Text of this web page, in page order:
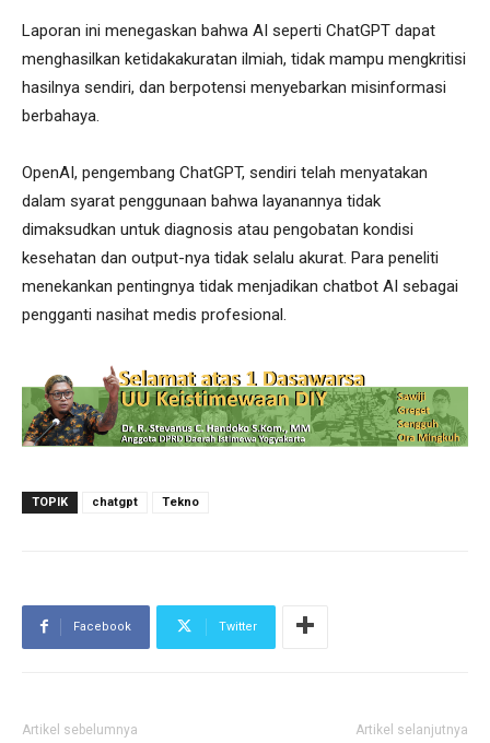
Laporan ini menegaskan bahwa AI seperti ChatGPT dapat
menghasilkan ketidakakuratan ilmiah, tidak mampu mengkritisi
hasilnya sendiri, dan berpotensi menyebarkan misinformasi
berbahaya.
OpenAI, pengembang ChatGPT, sendiri telah menyatakan
dalam syarat penggunaan bahwa layanannya tidak
dimaksudkan untuk diagnosis atau pengobatan kondisi
kesehatan dan output-nya tidak selalu akurat. Para peneliti
menekankan pentingnya tidak menjadikan chatbot AI sebagai
pengganti nasihat medis profesional.
TOPIK chatgpt Tekno
Facebook Twitter
Artikel sebelumnya Artikel selanjutnya